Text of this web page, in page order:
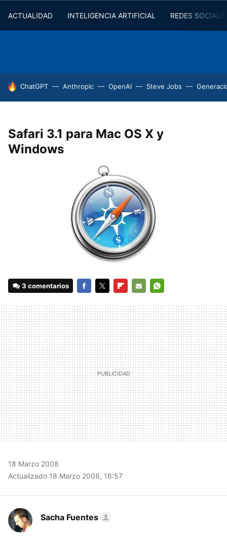
ACTUALIDAD INTELIGENCIA ARTIFICIAL REDES
HOY SE HABLA DE
ChatGPT Anthropic OpenAI Steve Jobs
Safari 3.1 para Mac OS X y
Windows
3 comentarios
MAIL
18 Marzo 2008
Actualizado 18 Marzo 2008, 16:57
Sacha Fuentes